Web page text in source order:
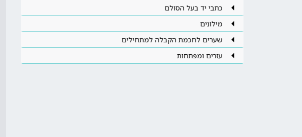
כתבי יד בעל הסולם
מילונים
שערים לחכמת הקבלה למתחילים
עזרים ומפתחות